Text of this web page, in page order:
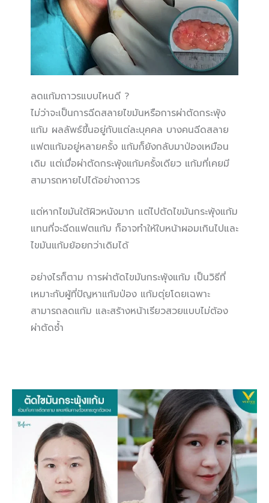
ลดแก้มถาวรแบบไหนดี ?
ไม่ว่าจะเป็นการฉีดสลายไขมันหรือการผ่าตัดกระพุ้ง
แก้ม ผลลัพธ์ขึ้นอยู่กับแต่ละบุคคล บางคนฉีดสลาย
แฟตแก้มอยู่หลายครั้ง แก้มก็ยังกลับมาป่องเหมือน
เดิม แต่เมื่อผ่าตัดกระพุ้งแก้มครั้งเดียว แก้มที่เคยมี
สามารถหายไปได้อย่างถาวร
แต่หากไขมันใต้ผิวหนังมาก แต่ไปตัดไขมันกระพุ้งแก้ม
แทนที่จะฉีดแฟตแก้ม ก็อาจทำให้ใบหน้าผอมเกินไปและ
ไขมันแก้มย้อยกว่าเดิมได้
อย่างไรก็ตาม การผ่าตัดไขมันกระพุ้งแก้ม เป็นวิธีที่
เหมาะกับผู้ที่ปัญหาแก้มป่อง แก้มตุ่ยโดยเฉพาะ
สามารถลดแก้ม และสร้างหน้าเรียวสวยแบบไม่ต้อง
ผ่าตัดซ้ำ